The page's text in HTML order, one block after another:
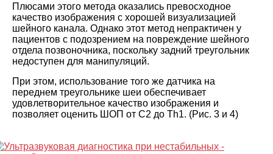
Плюсами этого метода оказались превосходное
качество изображения с хорошей визуализацией
шейного канала. Однако этот метод непрактичен у
пациентов с подозрением на повреждение шейного
отдела позвоночника, поскольку задний треугольник
недоступен для манипуляций.
При этом, использование того же датчика на
переднем треугольнике шеи обеспечивает
удовлетворительное качество изображения и
позволяет оценить ШОП от С2 до Th1. (Рис. 3 и 4)